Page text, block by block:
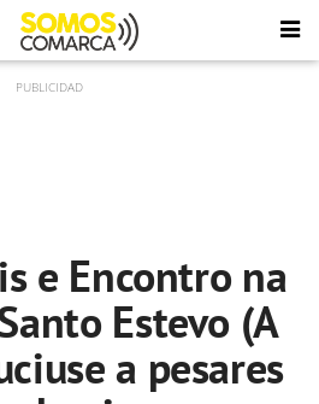
e Encontro na
Estevo (A
a pesares